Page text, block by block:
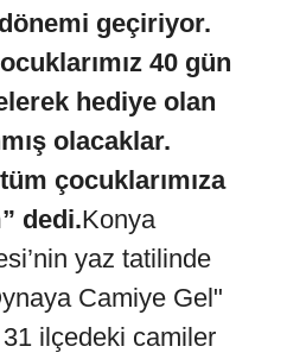
geçiriyor.
40 gün
hediye olan
olacaklar.
çocuklarımıza
dedi.Konya
yaz tatilinde
Camiye Gel"
ilçedeki camiler